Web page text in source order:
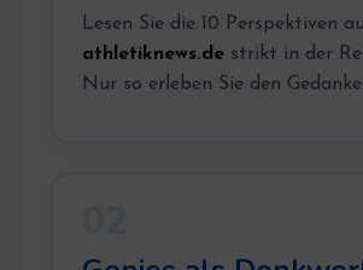
Lesen Sie die 10 Perspektiven
athletiknews.destrikt in der
Nur so erleben Sie den